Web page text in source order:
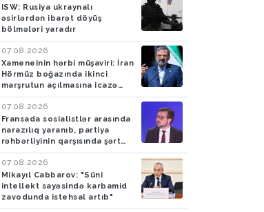
Hava 05.08.2026
Bakıya yağış yağacaq
Hadisə 05.08.2026
Azərbaycan
İrandan Britaniyaya
aparan maşında 4,5
tiryək aşkarlayıblar-
FOTO
ISW: Rusiya ukraynalı
əsirlərdən ibarət döyüş
bölmələri yaradır
07.08.2026
Xameneinin hərbi müşaviri: İran
Hörmüz boğazında ikinci
marşrutun açılmasına icazə
verməyəcək
07.08.2026
Fransada sosialistlər arasında
narazılıq yaranıb, partiya
rəhbərliyinin qarşısında şərt
qoyulub
07.08.2026
Mikayıl Cabbarov: "Süni
intellekt sayəsində karbamid
zavodunda istehsal artıb"